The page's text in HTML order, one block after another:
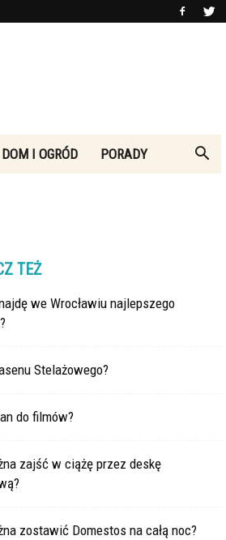
DOM I OGRÓD PORADY
TEŻ
we Wrocławiu najlepszego
Stelażowego?
do filmów?
zajść w ciążę przez deskę
zostawić Domestos na całą noc?